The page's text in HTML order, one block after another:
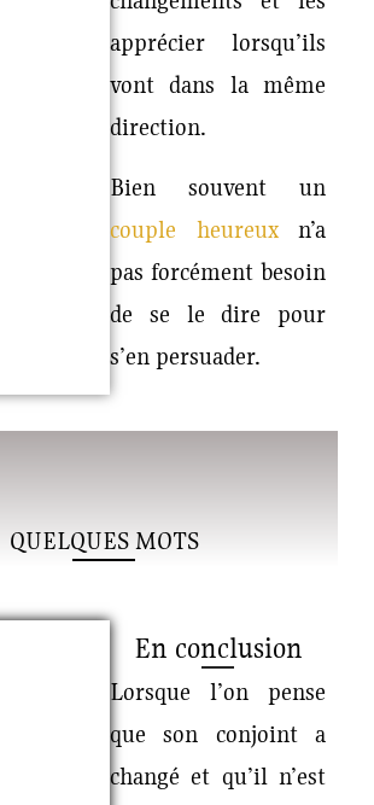
apprécier lorsqu’ils
vont dans la même
direction.
Bien souvent un
couple heureux n’a
pas forcément besoin
de se le dire pour
s’en persuader.
QUELQUES MOTS
En conclusion
Lorsque l’on pense
que son conjoint a
changé et qu’il n’est